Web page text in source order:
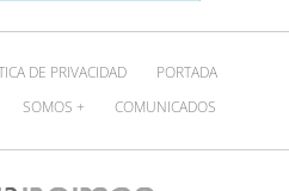
DE PRIVACIDAD
PORTADA
SOMOS + COMUNICADOS